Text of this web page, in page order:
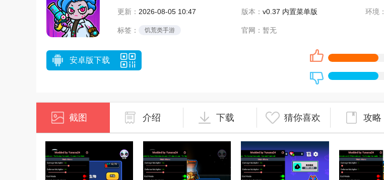
更新： 2026-08-05 10:47 版本： v0.37 内置菜单版 环境：
标签： 饥荒类手游 官网： 暂无
安卓版下载
截图 介绍 下载 猜你喜欢 攻略